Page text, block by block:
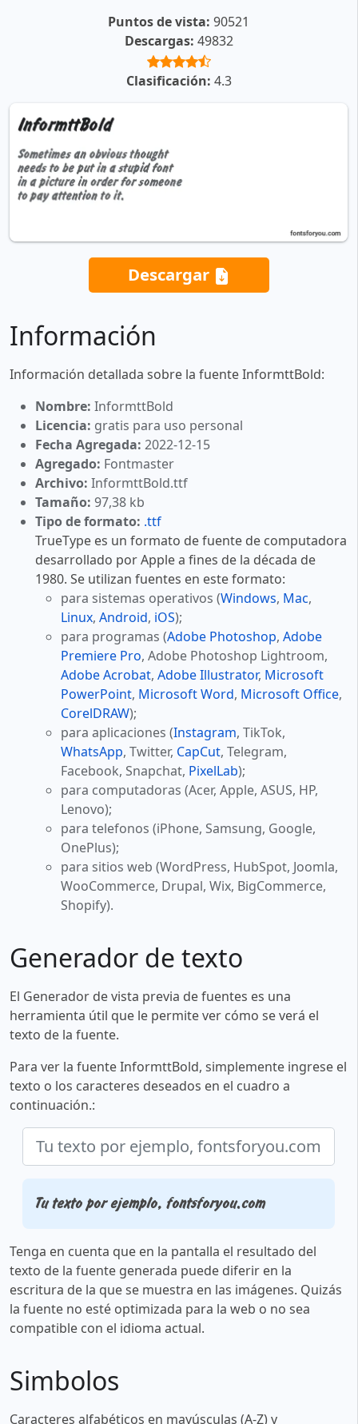
Puntos de vista: 90521
Descargas: 49832
Clasificación: 4.3
Descargar
Información
Información detallada sobre la fuente InformttBold:
Nombre: InformttBold
Licencia: gratis para uso personal
Fecha Agregada: 2022-12-15
Agregado: Fontmaster
Archivo: InformttBold.ttf
Tamaño: 97,38 kb
Tipo de formato: .ttf
TrueType es un formato de fuente de computadora
desarrollado por Apple a fines de la década de
1980. Se utilizan fuentes en este formato:
para sistemas operativos (Windows, Mac,
Linux, Android, iOS);
para programas (Adobe Photoshop, Adobe
Premiere Pro, Adobe Photoshop Lightroom,
Adobe Acrobat, Adobe Illustrator, Microsoft
PowerPoint, Microsoft Word, Microsoft Office,
CorelDRAW);
para aplicaciones (Instagram, TikTok,
WhatsApp, Twitter, CapCut, Telegram,
Facebook, Snapchat, PixelLab);
para computadoras (Acer, Apple, ASUS, HP,
Lenovo);
para telefonos (iPhone, Samsung, Google,
OnePlus);
para sitios web (WordPress, HubSpot, Joomla,
WooCommerce, Drupal, Wix, BigCommerce,
Shopify).
Generador de texto
El Generador de vista previa de fuentes es una
herramienta útil que le permite ver cómo se verá el
texto de la fuente.
Para ver la fuente InformttBold, simplemente ingrese el
texto o los caracteres deseados en el cuadro a
continuación.:
Tu texto por ejemplo, fontsforyou.com
Tenga en cuenta que en la pantalla el resultado del
texto de la fuente generada puede diferir en la
escritura de la que se muestra en las imágenes. Quizás
la fuente no esté optimizada para la web o no sea
compatible con el idioma actual.
Simbolos
Caracteres alfabéticos en mayúsculas (A-Z) y